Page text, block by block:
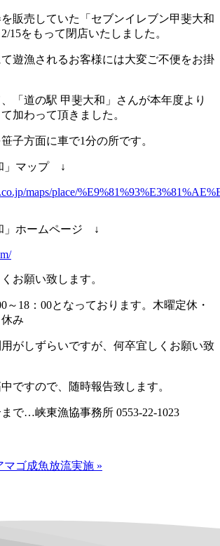
販売していた「セブンイレブン甲斐大和
15をもって閉店いたしました。
遊漁されるお客様には大変ご不便をお掛
「道の駅 甲斐大和」さんが本年度より
加わって頂きました。
子方面に車で1分の所です。
」マップ ↓
maps/place/
」ホームページ ↓
お願い致します。
18：00となっております。木曜定休・
み
がしずらいですが、何卒宜しくお願い致
ですので、随時報告致します。
で…峡東漁協事務所 0553-22-1023
マゴ成魚放流実施 »